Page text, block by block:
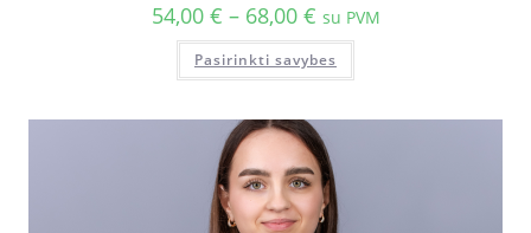
54,00 € – 68,00 € su PVM
Pasirinkti savybes